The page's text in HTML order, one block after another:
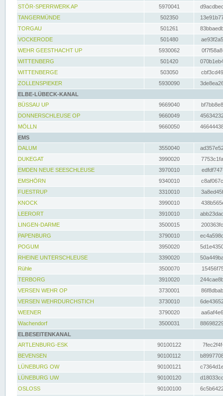
STÖR-SPERRWERK AP 5970041
TANGERMÜNDE
502350
TORGAU
501261
VOCKERODE
501480
WEHR GEESTHACHT UP
5930062
WITTENBERG
501420
WITTENBERGE
503050
ZOLLENSPIEKER
5930090
ELBE-LÜBECK-KANAL
BÜSSAU UP
9669040
DONNERSCHLEUSE OP
9660049
MÖLLN
9660050
EMS
DALUM
3550040
DUKEGAT
3990020
EMDEN NEUE SEESCHLEUSE
3970010
EMSHÖRN
9340010
FUESTRUP
3310010
KNOCK
3990010
LEERORT
3910010
LINGEN-DARME
3500015
PAPENBURG
3790010
POGUM
3950020
RHEINE UNTERSCHLEUSE
3390020
Rühle
3500070
TERBORG
3910020
VERSEN WEHR OP
3730001
VERSEN WEHRDURCHSTICH
3730010
WEENER
3790020
Wachendorf
3500031
ELBESEITENKANAL
ARTLENBURG-ESK
90100122
BEVENSEN
90100112
LÜNEBURG OW
90100121
LÜNEBURG UW
90100120
OSLOSS
90100100